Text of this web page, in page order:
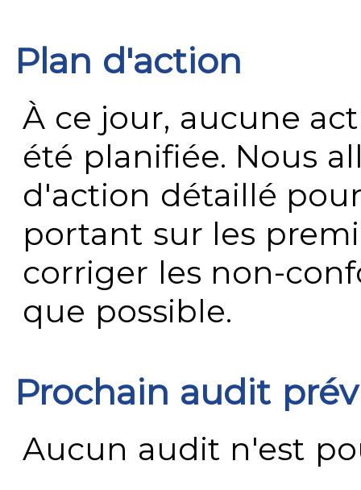
Plan d'action
À ce jour, aucune
été planifiée. Nous
d'action détaillé
portant sur les
corriger les non-
que possible.
Prochain audit
Aucun audit n'est